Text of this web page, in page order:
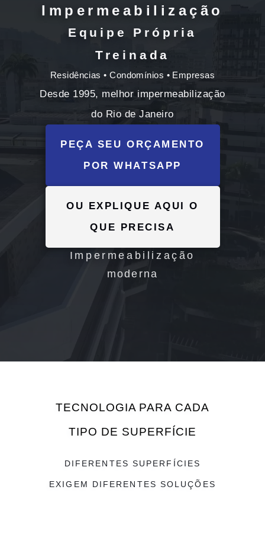
Impermeabilização
Equipe Própria
Treinada
Residências • Condomínios • Empresas
Desde 1995, melhor impermeabilização
do Rio de Janeiro
PEÇA SEU ORÇAMENTO
POR WHATSAPP
OU EXPLIQUE AQUI O
QUE PRECISA
Impermeabilização
moderna
TECNOLOGIA PARA CADA
TIPO DE SUPERFÍCIE
DIFERENTES SUPERFÍCIES
EXIGEM DIFERENTES SOLUÇÕES